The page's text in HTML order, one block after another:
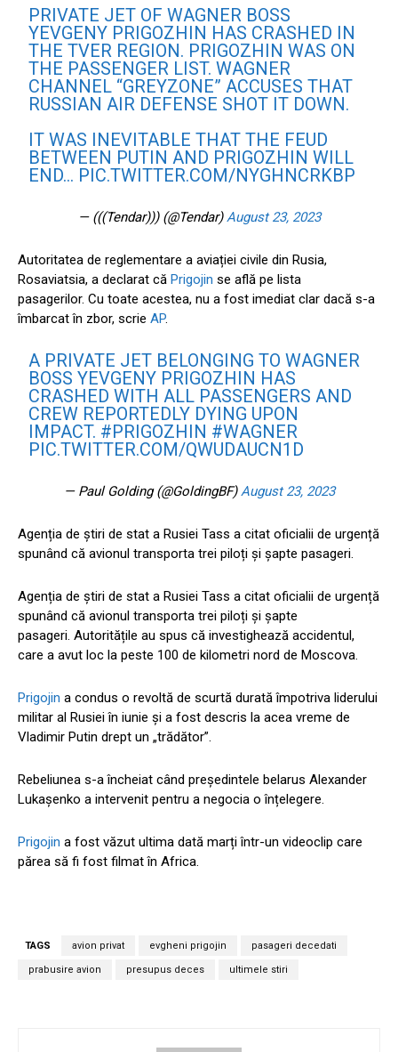
PRIVATE JET OF WAGNER BOSS
YEVGENY PRIGOZHIN HAS CRASHED IN
THE TVER REGION. PRIGOZHIN WAS ON
THE PASSENGER LIST. WAGNER
CHANNEL “GREYZONE” ACCUSES THAT
RUSSIAN AIR DEFENSE SHOT IT DOWN.
IT WAS INEVITABLE THAT THE FEUD
BETWEEN PUTIN AND PRIGOZHIN WILL
END… PIC.TWITTER.COM/NYGHNCRKBP
— (((Tendar))) (@Tendar)August 23, 2023
Autoritatea de reglementare a aviației civile din Rusia,
Rosaviatsia, a declarat că Prigojin se află pe lista
pasagerilor. Cu toate acestea, nu a fost imediat clar dacă s-a
îmbarcat în zbor, scrie AP.
A PRIVATE JET BELONGING TO WAGNER
BOSS YEVGENY PRIGOZHIN HAS
CRASHED WITH ALL PASSENGERS AND
CREW REPORTEDLY DYING UPON
IMPACT. #PRIGOZHIN #WAGNER
PIC.TWITTER.COM/QWUDAUCN1D
— Paul Golding (@GoldingBF)August 23, 2023
Agenția de știri de stat a Rusiei Tass a citat oficialii de urgență
spunând că avionul transporta trei piloți și șapte pasageri.
Agenția de știri de stat a Rusiei Tass a citat oficialii de urgență
spunând că avionul transporta trei piloți și șapte
pasageri. Autoritățile au spus că investighează accidentul,
care a avut loc la peste 100 de kilometri nord de Moscova.
Prigojin a condus o revoltă de scurtă durată împotriva liderului
militar al Rusiei în iunie și a fost descris la acea vreme de
Vladimir Putin drept un „trădător”.
Rebeliunea s-a încheiat când președintele belarus Alexander
Lukașenko a intervenit pentru a negocia o înțelegere.
Prigojin a fost văzut ultima dată marți într-un videoclip care
părea să fi fost filmat în Africa.
TAGS avion privat evgheni prigojin pasageri decedati
prabusire avion presupus deces ultimele stiri